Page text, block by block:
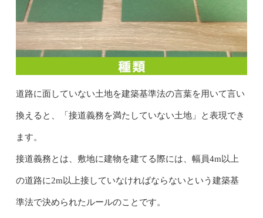
道路に面していない土地を建築基準法の言葉を用いて言い
換えると、「接道義務を満たしていない土地」と表現でき
ます。
接道義務とは、敷地に建物を建てる際には、幅員4m以上
の道路に2m以上接していなければならないという建築基
準法で決められたルールのことです。